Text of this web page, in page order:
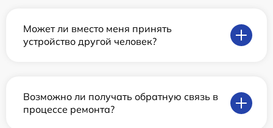
Может ли вместо меня принять
устройство другой человек?
Возможно ли получать обратную связь в
процессе ремонта?